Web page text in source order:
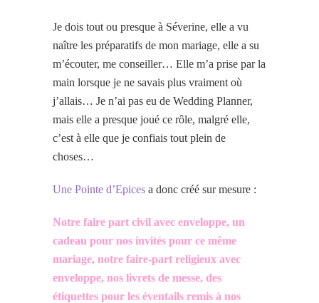
Je dois tout ou presque à Séverine, elle a vu
naître les préparatifs de mon mariage, elle a su
m’écouter, me conseiller… Elle m’a prise par la
main lorsque je ne savais plus vraiment où
j’allais… Je n’ai pas eu de Wedding Planner,
mais elle a presque joué ce rôle, malgré elle,
c’est à elle que je confiais tout plein de
choses…
Une Pointe d’Epices a donc créé sur mesure :
Notre faire part civil avec enveloppe, un
cadeau pour nos invités pour ce même
mariage, notre faire-part religieux avec
enveloppe, nos livrets de messe, des
étiquettes pour les éventails remis à nos